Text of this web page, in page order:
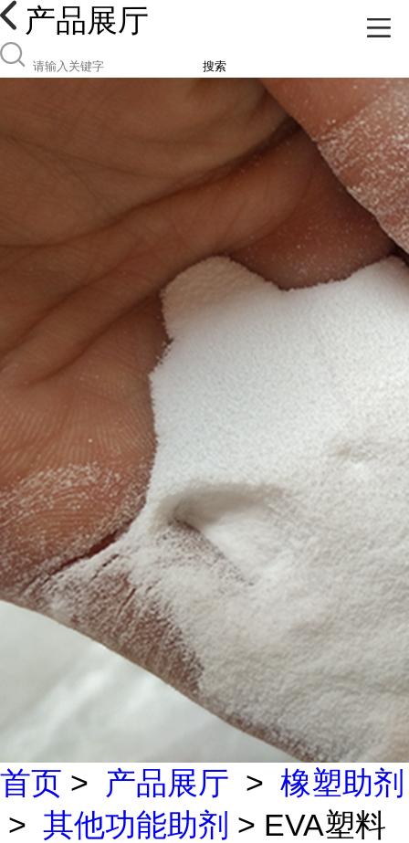
产品展厅
搜索
首页 > 产品展厅 > 橡塑助剂
> 其他功能助剂 > EVA塑料